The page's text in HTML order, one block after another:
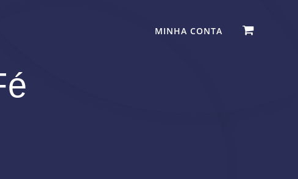
MINHA CONTA